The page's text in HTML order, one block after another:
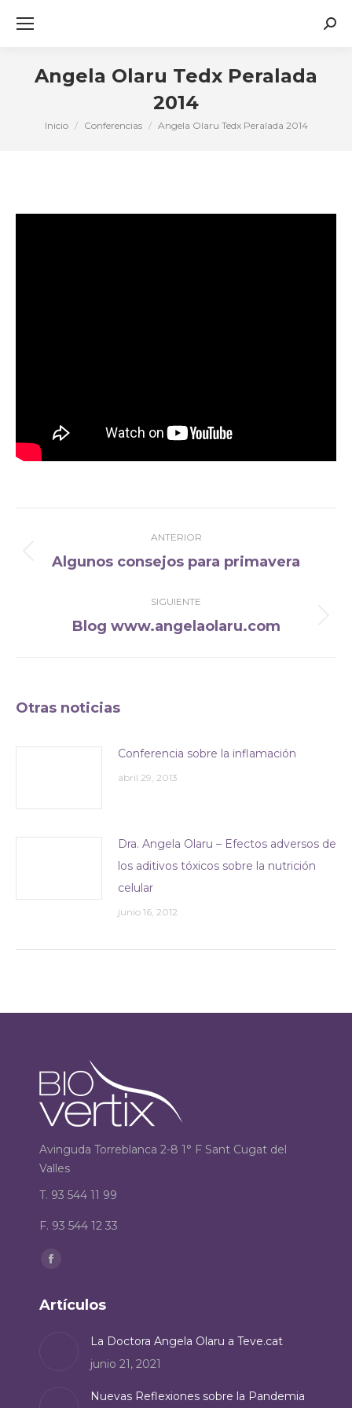
Angela Olaru Tedx Peralada
2014
Estás aquí:
Inicio Conferencias Angela Olaru Tedx Peralada 2014
publicaciones
ANTERIOR
Publicación
Algunos consejos para primavera
SIGUIENTE
Publicación
Blog www.angelaolaru.com
Otras noticias
Conferencia sobre la inflamación
abril 29, 2013
Dra. Angela Olaru – Efectos adversos de
los aditivos tóxicos sobre la nutrición
celular
junio 16, 2012
Avinguda Torreblanca 2-8 1° F Sant Cugat del
Valles
T. 93 544 11 99
F. 93 544 12 33
Encuéntranos en:
opens
window
Artículos
La Doctora Angela Olaru a Teve.cat
junio 21, 2021
Nuevas Reflexiones sobre la Pandemia